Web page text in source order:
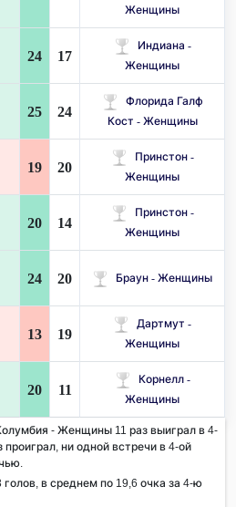
Женщины
24 17
Индиана -
Женщины
25 24
Флорида Галф
Кост - Женщины
19 20
Принстон -
Женщины
20 14
Принстон -
Женщины
24 20 Браун - Женщины
13 19
Дартмут -
Женщины
20 11
Корнелл -
Женщины
- Женщины 11 раз выиграл в 4-
проиграл, ни одной встречи в 4-ой
в среднем по 19,6 очка за 4-ю